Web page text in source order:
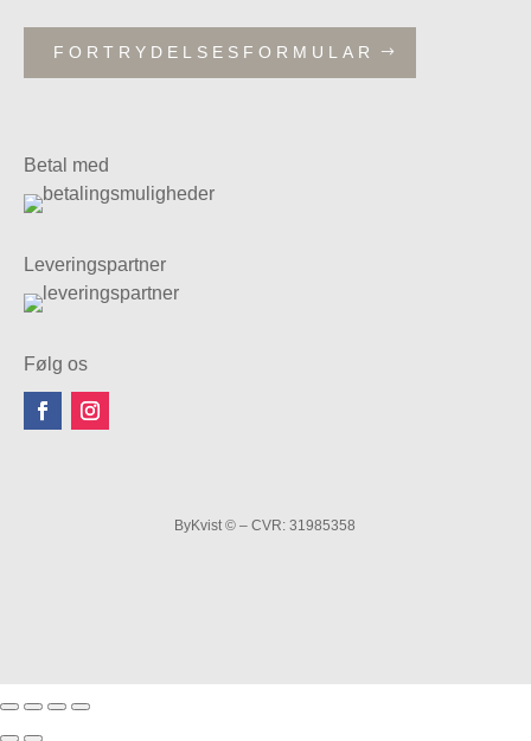
FORTRYDELSESFORMULAR
Betal med
Leveringspartner
Følg os
ByKvist © – CVR: 31985358